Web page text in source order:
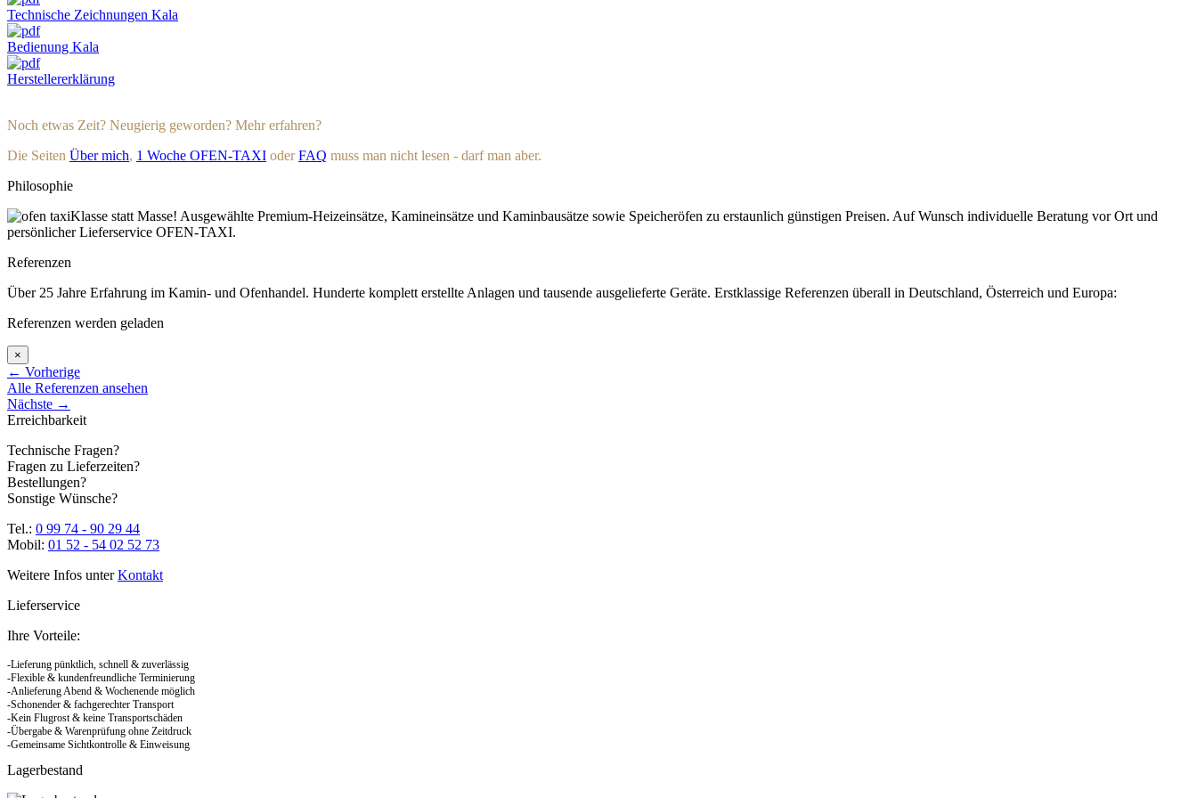
Technische Zeichnungen Kala
Bedienung Kala
Herstellererklärung
Noch etwas Zeit? Neugierig geworden? Mehr erfahren?
Die Seiten Über mich, 1 Woche OFEN-TAXI oderFAQ muss man nicht lesen - darf man aber.
Philosophie
Klasse statt Masse! Ausgewählte Premium-Heizeinsätze, Kamineinsätze und Kaminbausätze sowie Speicheröfen zu erstaunlich günstigen Preisen. Auf Wunsch individuelle Beratung vor Ort und
persönlicher Lieferservice OFEN-TAXI.
Referenzen
Über 25 Jahre Erfahrung im Kamin- und Ofenhandel. Hunderte komplett erstellte Anlagen und tausende ausgelieferte Geräte. Erstklassige Referenzen überall in Deutschland, Österreich und Europa:
Referenzen werden geladen
×
← Vorherige
Alle Referenzen ansehen
Nächste →
Erreichbarkeit
Technische Fragen?
Fragen zu Lieferzeiten?
Bestellungen?
Sonstige Wünsche?
Tel.: 0 99 74 - 90 29 44
Mobil: 01 52 - 54 02 52 73
Weitere Infos unterKontakt
Lieferservice
Ihre Vorteile:
-Lieferung pünktlich, schnell & zuverlässig
-Flexible & kundenfreundliche Terminierung
-Anlieferung Abend & Wochenende möglich
-Schonender & fachgerechter Transport
-Kein Flugrost & keine Transportschäden
-Übergabe & Warenprüfung ohne Zeitdruck
-Gemeinsame Sichtkontrolle & Einweisung
Lagerbestand